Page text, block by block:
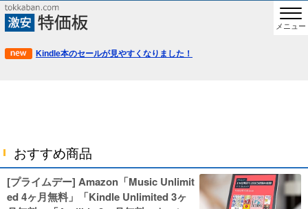
メニュー
Kindle本のセールが見やすくなりました！
おすすめ商品
[プライムデー] Amazon「Music Unlimit
ed 4ヶ月無料」「Kindle Unlimited 3ヶ